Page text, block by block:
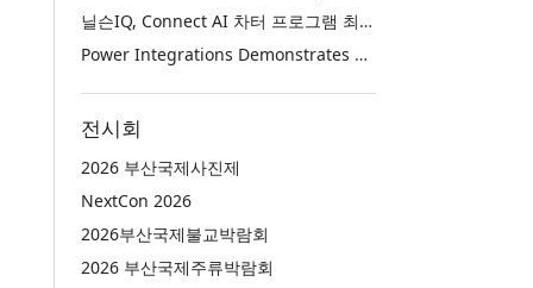
닐슨IQ, Connect AI 차터 프로그램 최초 고객사 ‘퓨리나’ 선정
Power Integrations Demonstrates World’s First 2200 V GaN Technology for Next-Era High-Voltage Power Systems
전시회
2026 부산국제사진제
NextCon 2026
2026부산국제불교박람회
2026 부산국제주류박람회